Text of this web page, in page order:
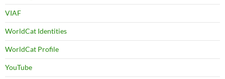
VIAF
WorldCat Identities
WorldCat Profile
YouTube